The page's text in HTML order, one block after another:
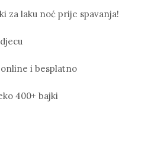
za laku noć prije spavanja!
i besplatno
400+ bajki